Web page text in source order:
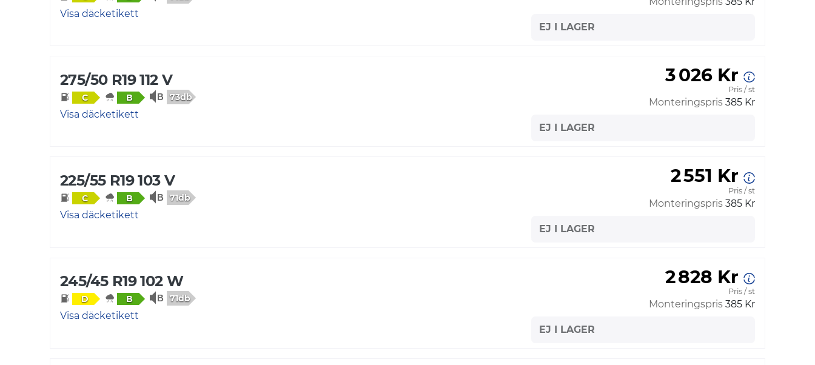
Visa däcketikett
EJ I LAGER
275/50 R19 112 V
C B 73db
Visa däcketikett
3 026 Kr
Pris / st
Monteringspris 385 Kr
EJ I LAGER
225/55 R19 103 V
C B 71db
Visa däcketikett
2 551 Kr
Pris / st
Monteringspris 385 Kr
EJ I LAGER
245/45 R19 102 W
D B 71db
Visa däcketikett
2 828 Kr
Pris / st
Monteringspris 385 Kr
EJ I LAGER